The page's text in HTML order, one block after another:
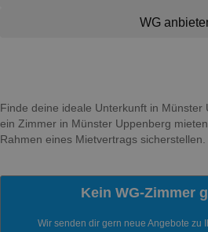
WG
Finde deine ideale Unterkunft in Münster
ein Zimmer in Münster Uppenberg
Rahmen eines Mietvertrags sicherstellen.
Kein WG-Zimmer
Wir senden dir gern neue Angebote zu